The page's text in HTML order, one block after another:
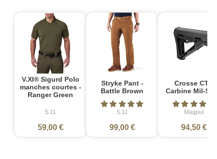
V.XI® Sigurd Polo
manches courtes -
Ranger Green
5.11
59,00 €
Stryke Pant -
Battle Brown
5.11
99,00 €
Crosse CTR
Carbine Mil-
Magpul
94,50 €